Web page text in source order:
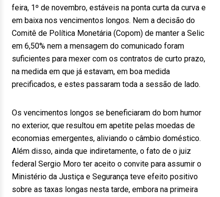
feira, 1º de novembro, estáveis na ponta curta da curva e
em baixa nos vencimentos longos. Nem a decisão do
Comitê de Política Monetária (Copom) de manter a Selic
em 6,50% nem a mensagem do comunicado foram
suficientes para mexer com os contratos de curto prazo,
na medida em que já estavam, em boa medida
precificados, e estes passaram toda a sessão de lado.
Os vencimentos longos se beneficiaram do bom humor
no exterior, que resultou em apetite pelas moedas de
economias emergentes, aliviando o câmbio doméstico.
Além disso, ainda que indiretamente, o fato de o juiz
federal Sergio Moro ter aceito o convite para assumir o
Ministério da Justiça e Segurança teve efeito positivo
sobre as taxas longas nesta tarde, embora na primeira